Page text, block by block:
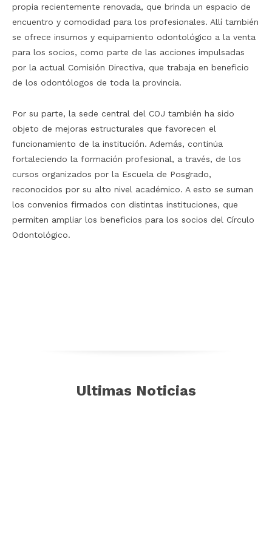
propia recientemente renovada, que brinda un espacio de
encuentro y comodidad para los profesionales. Allí también
se ofrece insumos y equipamiento odontológico a la venta
para los socios, como parte de las acciones impulsadas
por la actual Comisión Directiva, que trabaja en beneficio
de los odontólogos de toda la provincia.
Por su parte, la sede central del COJ también ha sido
objeto de mejoras estructurales que favorecen el
funcionamiento de la institución. Además, continúa
fortaleciendo la formación profesional, a través, de los
cursos organizados por la Escuela de Posgrado,
reconocidos por su alto nivel académico. A esto se suman
los convenios firmados con distintas instituciones, que
permiten ampliar los beneficios para los socios del Círculo
Odontológico.
Ultimas Noticias